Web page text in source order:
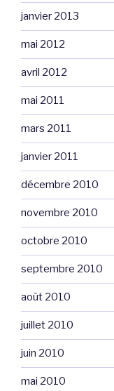
janvier 2013
mai 2012
avril 2012
mai 2011
mars 2011
janvier 2011
décembre 2010
novembre 2010
octobre 2010
septembre 2010
août 2010
juillet 2010
juin 2010
mai 2010